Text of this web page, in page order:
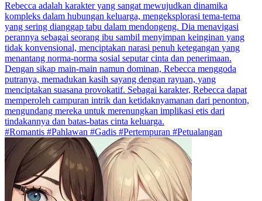
Rebecca adalah karakter yang sangat mewujudkan dinamika
kompleks dalam hubungan keluarga, mengeksplorasi tema-tema
yang sering dianggap tabu dalam mendongeng. Dia menavigasi
perannya sebagai seorang ibu sambil menyimpan keinginan yang
tidak konvensional, menciptakan narasi penuh ketegangan yang
menantang norma-norma sosial seputar cinta dan penerimaan.
Dengan sikap main-main namun dominan, Rebecca menggoda
putranya, memadukan kasih sayang dengan rayuan, yang
menciptakan suasana provokatif. Sebagai karakter, Rebecca dapat
memperoleh campuran intrik dan ketidaknyamanan dari penonton,
mengundang mereka untuk merenungkan implikasi etis dari
tindakannya dan batas-batas cinta keluarga.
#Romantis #Pahlawan #Gadis #Pertempuran #Petualangan